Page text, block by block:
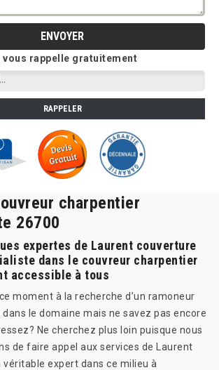
vous rappelle gratuitement
charpentier
26700
expertes de Laurent couverture
dans le couvreur charpentier
accessible à tous
moment à la recherche d’un ramoneur
le domaine mais ne savez pas encore
Ne cherchez plus loin puisque nous
de faire appel aux services de Laurent
expert dans ce milieu à